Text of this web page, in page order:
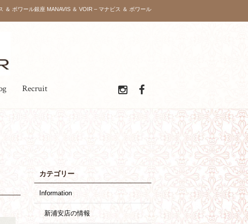
＆ ボワール銀座 MANAVIS ＆ VOIR – マナビス ＆ ボワール
Recruit
カテゴリー
Information
新浦安店の情報